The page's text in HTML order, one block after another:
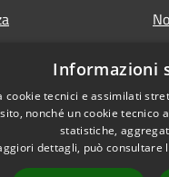
Informazioni
cookie tecnici e assimilati
nonché un cookie
statistiche,
dettagli, può consultare